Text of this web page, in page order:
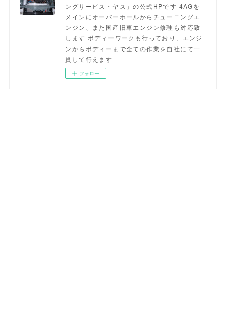
ングサービス・ヤス」の公式HPです 4AGを
メインにオーバーホールからチューニングエ
ンジン、また国産旧車エンジン修理も対応致
します ボディーワークも行っており、エンジ
ンからボディーまで全ての作業を自社にて一
貫して行えます
フォロー